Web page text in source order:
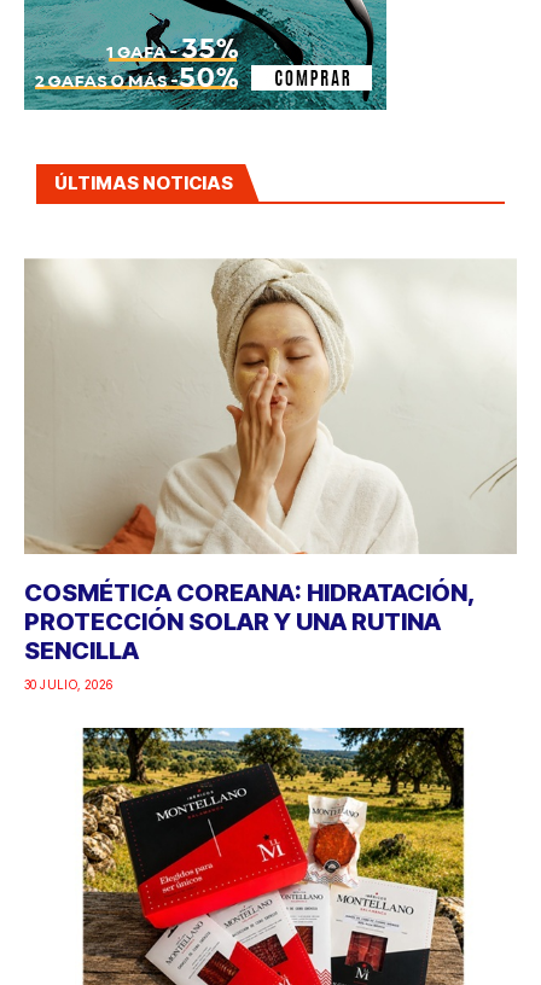
ÚLTIMAS NOTICIAS
COSMÉTICA COREANA: HIDRATACIÓN,
PROTECCIÓN SOLAR Y UNA RUTINA
SENCILLA
30 JULIO, 2026